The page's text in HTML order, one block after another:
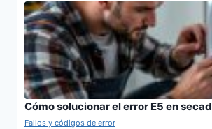
Cómo solucionar el error E5 en
Fallos y códigos de error